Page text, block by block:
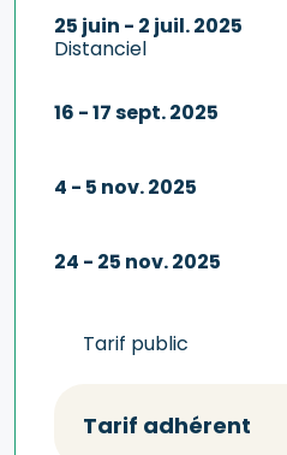
25 juin - 2 juil. 2025
Distanciel
16 - 17 sept. 2025
4 - 5 nov. 2025
24 - 25 nov. 2025
Tarif public
Tarif adhérent